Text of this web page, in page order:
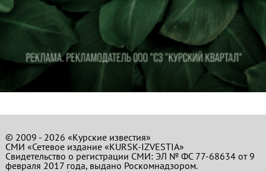
© 2009 - 2026 «Курские известия»
СМИ «Сетевое издание «KURSK-IZVESTIA»
Свидетельство о регистрации СМИ: ЭЛ № ФС 77-68634 от 9
февраля 2017 года, выдано Роскомнадзором.